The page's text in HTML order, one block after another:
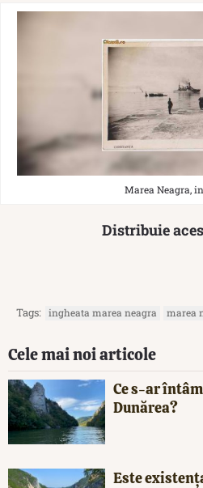
Marea Neagra,
Distribuie
Tags: ingheata marea neagra marea
Cele mai noi articole
Ce s-ar
Dunărea?
Este